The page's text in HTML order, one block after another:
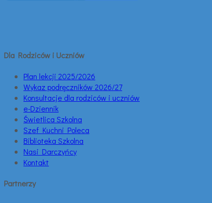
Dla Rodziców i Uczniów
Plan lekcji 2025/2026
Wykaz podręczników 2026/27
Konsultacje dla rodziców i uczniów
e-Dziennik
Świetlica Szkolna
Szef Kuchni Poleca
Biblioteka Szkolna
Nasi Darczyńcy
Kontakt
Partnerzy